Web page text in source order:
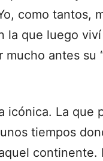
como tantos,
la que luego
mucho antes su
icónica. La que
tiempos
continente.